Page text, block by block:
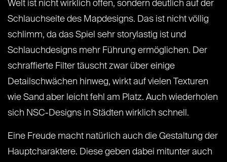
Welt ist nicht wirklich offen, sondern deutlich auf der
Schlauchseite des Mapdesigns. Das ist nicht völlig
schlimm, da das Spiel sehr storylastig ist und
Schlauchdesigns mehr Führung ermöglichen. Der
schraffierte Filter täuscht zwar über einige
Detailschwächen hinweg, wirkt auf vielen Texturen
wie Sand aber leicht fehl am Platz. Auch wiederholen
sich NSC-Designs in Städten wirklich schnell.
Eine Freude macht natürlich auch die Gestaltung der
Hauptcharaktere. Diese geben dabei mitunter auch